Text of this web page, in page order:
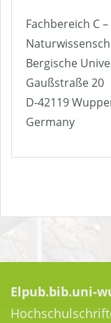
Fachbereich C
Bergische
Gaußstraße 20
D-42119
Germany
Elpub.bib.uni-